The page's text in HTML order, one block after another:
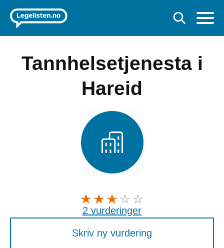
Tannhelsetjenesta i
Hareid
2 vurderinger
Skriv ny vurdering